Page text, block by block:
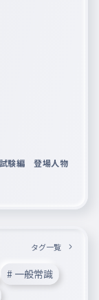
験編 登場人物
タグ一覧
# 一般常識